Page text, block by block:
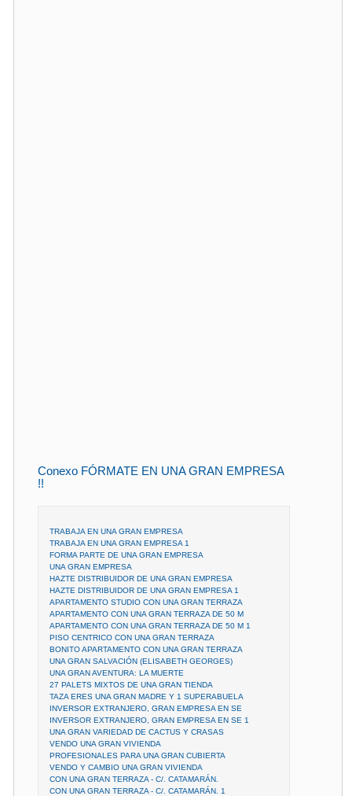
Conexo FÓRMATE EN UNA GRAN EMPRESA
!!
TRABAJA EN UNA GRAN EMPRESA
TRABAJA EN UNA GRAN EMPRESA 1
FORMA PARTE DE UNA GRAN EMPRESA
UNA GRAN EMPRESA
HAZTE DISTRIBUIDOR DE UNA GRAN EMPRESA
HAZTE DISTRIBUIDOR DE UNA GRAN EMPRESA 1
APARTAMENTO STUDIO CON UNA GRAN TERRAZA
APARTAMENTO CON UNA GRAN TERRAZA DE 50 M
APARTAMENTO CON UNA GRAN TERRAZA DE 50 M 1
PISO CENTRICO CON UNA GRAN TERRAZA
BONITO APARTAMENTO CON UNA GRAN TERRAZA
UNA GRAN SALVACIÓN (ELISABETH GEORGES)
UNA GRAN AVENTURA: LA MUERTE
27 PALETS MIXTOS DE UNA GRAN TIENDA
TAZA ERES UNA GRAN MADRE Y 1 SUPERABUELA
INVERSOR EXTRANJERO, GRAN EMPRESA EN SE
INVERSOR EXTRANJERO, GRAN EMPRESA EN SE 1
UNA GRAN VARIEDAD DE CACTUS Y CRASAS
VENDO UNA GRAN VIVIENDA
PROFESIONALES PARA UNA GRAN CUBIERTA
VENDO Y CAMBIO UNA GRAN VIVIENDA
CON UNA GRAN TERRAZA - C/. CATAMARÁN.
CON UNA GRAN TERRAZA - C/. CATAMARÁN. 1